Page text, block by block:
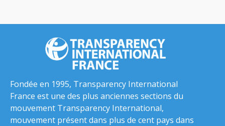
Fondée en 1995, Transparency International
France est une des plus anciennes sections du
mouvement Transparency International,
mouvement présent dans plus de cent pays dans